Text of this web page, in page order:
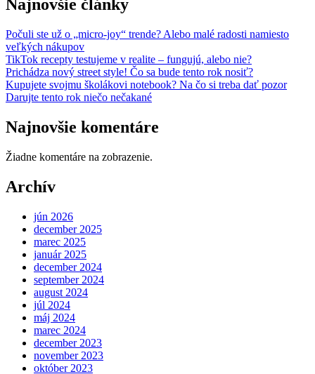
Najnovšie články
Počuli ste už o „micro-joy“ trende? Alebo malé radosti namiesto
veľkých nákupov
TikTok recepty testujeme v realite – fungujú, alebo nie?
Prichádza nový street style! Čo sa bude tento rok nosiť?
Kupujete svojmu školákovi notebook? Na čo si treba dať pozor
Darujte tento rok niečo nečakané
Najnovšie komentáre
Žiadne komentáre na zobrazenie.
Archív
jún 2026
december 2025
marec 2025
január 2025
december 2024
september 2024
august 2024
júl 2024
máj 2024
marec 2024
december 2023
november 2023
október 2023